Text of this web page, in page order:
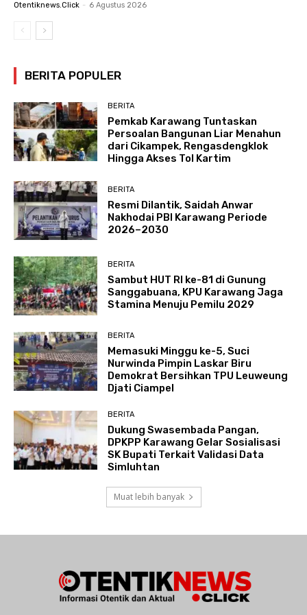
Otentiknews.click - 6 Agustus 2026
BERITA POPULER
BERITA
Pemkab Karawang Tuntaskan
Persoalan Bangunan Liar Menahun
dari Cikampek, Rengasdengklok
Hingga Akses Tol Kartim
BERITA
Resmi Dilantik, Saidah Anwar
Nakhodai PBI Karawang Periode
2026–2030
BERITA
Sambut HUT RI ke-81 di Gunung
Sanggabuana, KPU Karawang Jaga
Stamina Menuju Pemilu 2029
BERITA
Memasuki Minggu ke-5, Suci
Nurwinda Pimpin Laskar Biru
Demokrat Bersihkan TPU Leuweung
Djati Ciampel
BERITA
Dukung Swasembada Pangan,
DPKPP Karawang Gelar Sosialisasi
SK Bupati Terkait Validasi Data
Simluhtan
Muat lebih banyak